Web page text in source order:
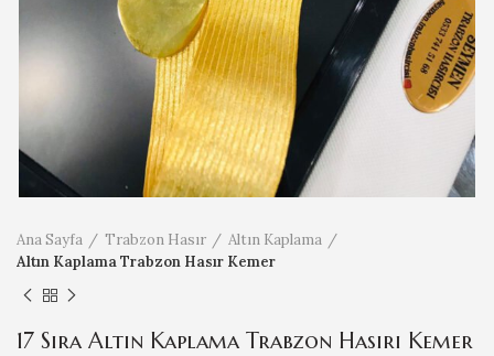
Ana Sayfa Trabzon Hasır
Altın Kaplama
Altın Kaplama Trabzon Hasır Kemer
17 Sıra Altın Kaplama Trabzon Hasırı Kemer